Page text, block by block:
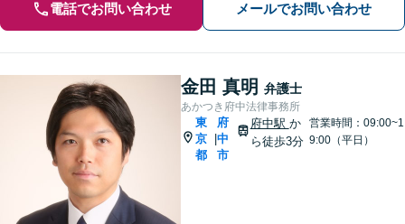
電話でお問い合わせ メールでお問い合わせ
金田 真明 弁護士
あかつき府中法律事務所
東
京
都
府
中
市
府中駅 か
ら徒歩3分
営業時間：09:00~1
9:00（平日）